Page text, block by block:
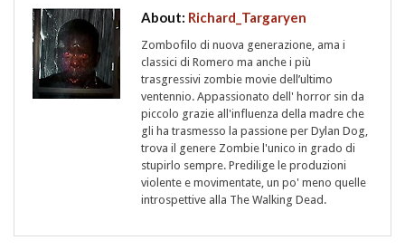
About: Richard_Targaryen
Zombofilo di nuova generazione, ama i
classici di Romero ma anche i più
trasgressivi zombie movie dell’ultimo
ventennio. Appassionato dell' horror sin da
piccolo grazie all'influenza della madre che
gli ha trasmesso la passione per Dylan Dog,
trova il genere Zombie l'unico in grado di
stupirlo sempre. Predilige le produzioni
violente e movimentate, un po' meno quelle
introspettive alla The Walking Dead.